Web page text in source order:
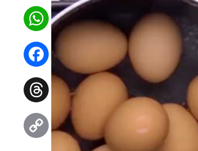
WhatsApp
Facebook
Threads